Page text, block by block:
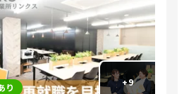
+9
り